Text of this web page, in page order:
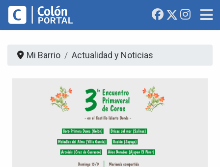
Mi Barrio Actualidad y Noticias